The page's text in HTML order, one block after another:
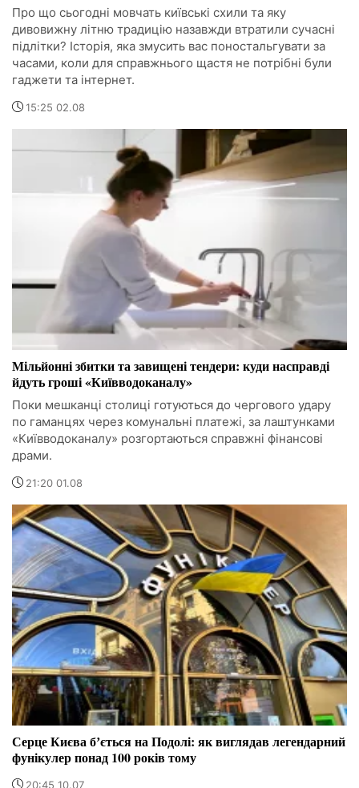
Про що сьогодні мовчать київські схили та яку
дивовижну літню традицію назавжди втратили сучасні
підлітки? Історія, яка змусить вас поностальгувати за
часами, коли для справжнього щастя не потрібні були
гаджети та інтернет.
15:25 02.08
Мільйонні збитки та завищені тендери: куди насправді
йдуть гроші «Київводоканалу»
Поки мешканці столиці готуються до чергового удару
по гаманцях через комунальні платежі, за лаштунками
«Київводоканалу» розгортаються справжні фінансові
драми.
21:20 01.08
Серце Києва бʼється на Подолі: як виглядав легендарний
фунікулер понад 100 років тому
20:45 10.07